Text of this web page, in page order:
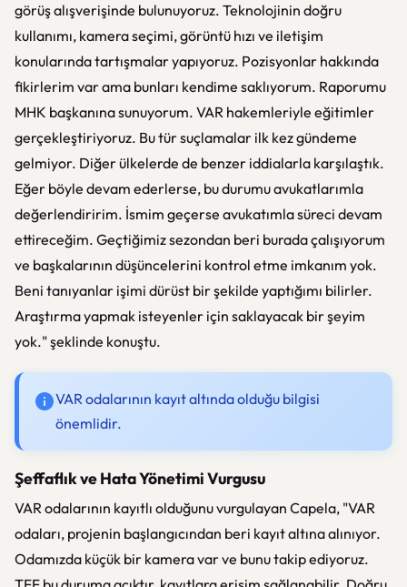
görüş alışverişinde bulunuyoruz. Teknolojinin doğru
kullanımı, kamera seçimi, görüntü hızı ve iletişim
konularında tartışmalar yapıyoruz. Pozisyonlar hakkında
fikirlerim var ama bunları kendime saklıyorum. Raporumu
MHK başkanına sunuyorum. VAR hakemleriyle eğitimler
gerçekleştiriyoruz. Bu tür suçlamalar ilk kez gündeme
gelmiyor. Diğer ülkelerde de benzer iddialarla karşılaştık.
Eğer böyle devam ederlerse, bu durumu avukatlarımla
değerlendiririm. İsmim geçerse avukatımla süreci devam
ettireceğim. Geçtiğimiz sezondan beri burada çalışıyorum
ve başkalarının düşüncelerini kontrol etme imkanım yok.
Beni tanıyanlar işimi dürüst bir şekilde yaptığımı bilirler.
Araştırma yapmak isteyenler için saklayacak bir şeyim
yok." şeklinde konuştu.
VAR odalarının kayıt altında olduğu bilgisi
önemlidir.
Şeffaflık ve Hata Yönetimi Vurgusu
VAR odalarının kayıtlı olduğunu vurgulayan Capela, "VAR
odaları, projenin başlangıcından beri kayıt altına alınıyor.
Odamızda küçük bir kamera var ve bunu takip ediyoruz.